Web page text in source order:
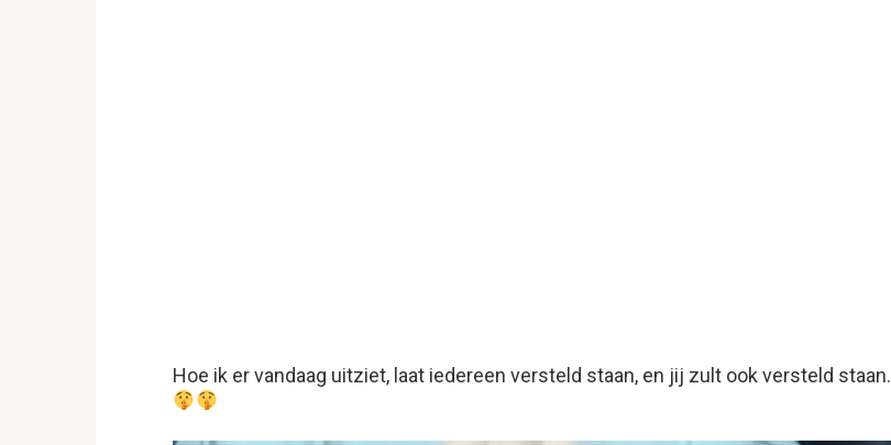
Hoe ik er vandaag uitziet, laat iedereen versteld staan, en jij zult ook versteld staan.